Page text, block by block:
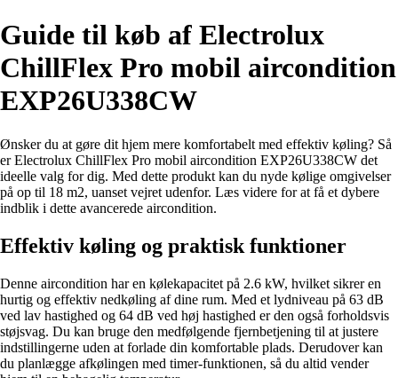
Guide til køb af Electrolux
ChillFlex Pro mobil aircondition
EXP26U338CW
Ønsker du at gøre dit hjem mere komfortabelt med effektiv køling? Så
er Electrolux ChillFlex Pro mobil aircondition EXP26U338CW det
ideelle valg for dig. Med dette produkt kan du nyde kølige omgivelser
på op til 18 m2, uanset vejret udenfor. Læs videre for at få et dybere
indblik i dette avancerede aircondition.
Effektiv køling og praktisk funktioner
Denne aircondition har en kølekapacitet på 2.6 kW, hvilket sikrer en
hurtig og effektiv nedkøling af dine rum. Med et lydniveau på 63 dB
ved lav hastighed og 64 dB ved høj hastighed er den også forholdsvis
støjsvag. Du kan bruge den medfølgende fjernbetjening til at justere
indstillingerne uden at forlade din komfortable plads. Derudover kan
du planlægge afkølingen med timer-funktionen, så du altid vender